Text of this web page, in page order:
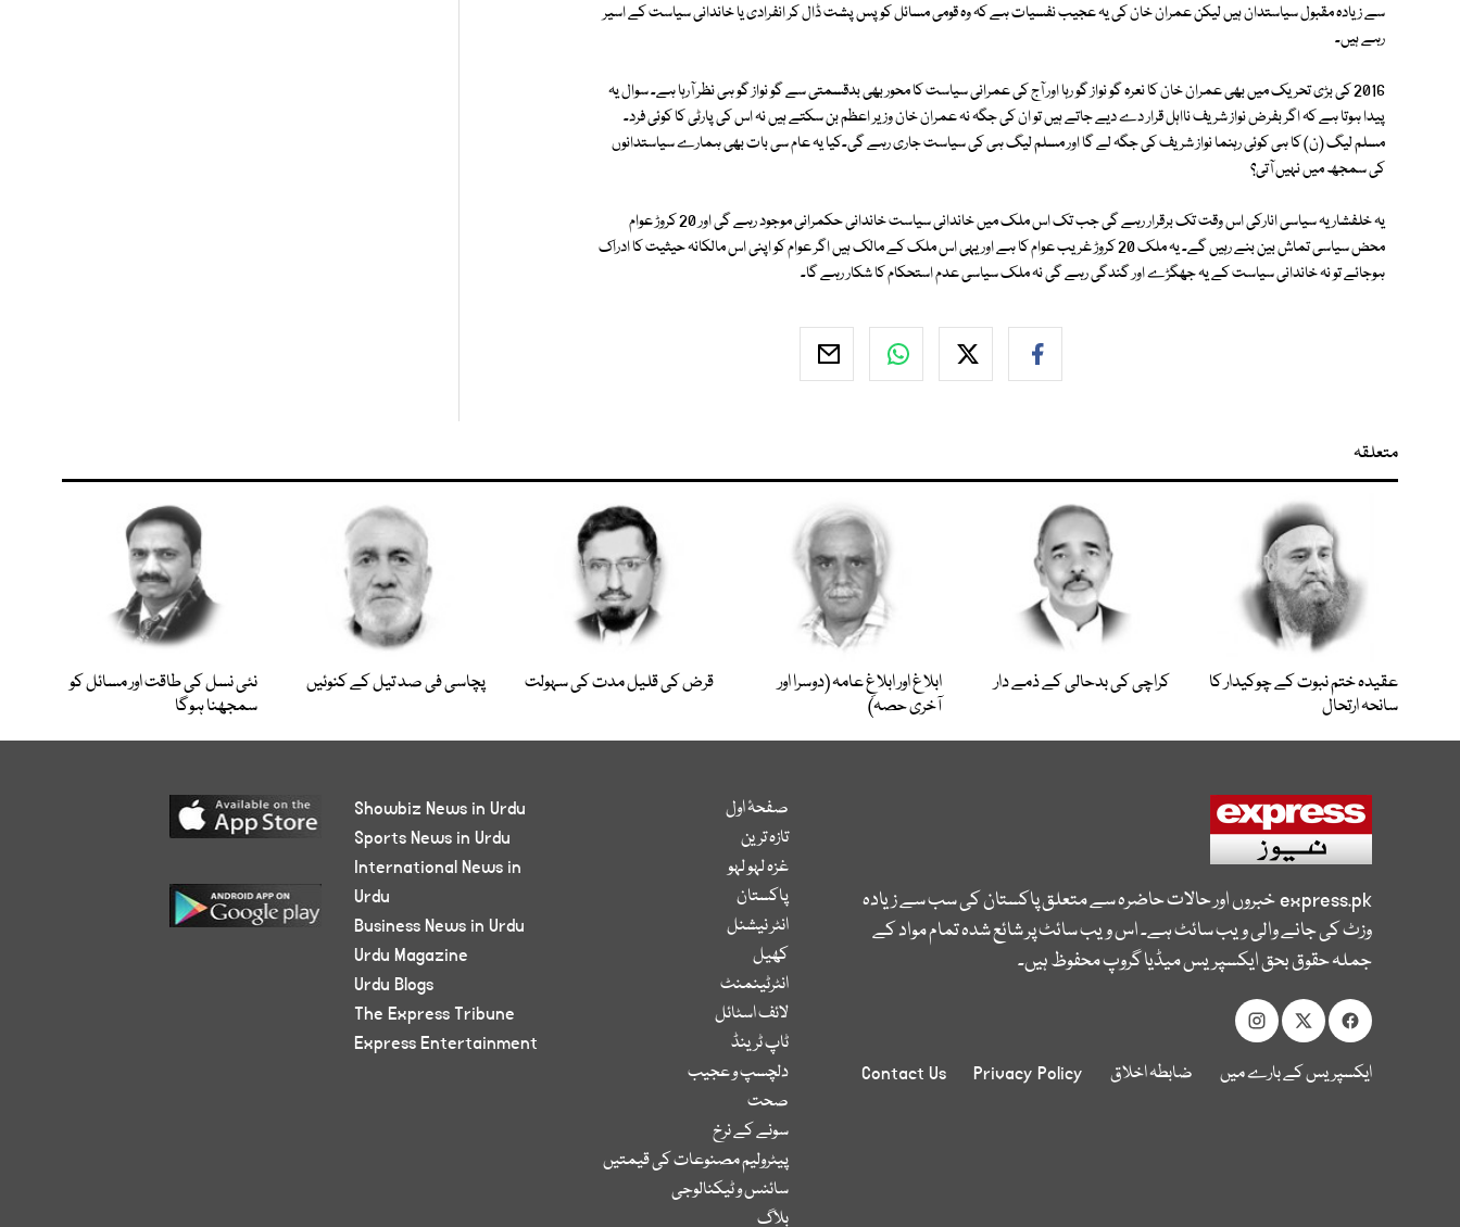
سے زیادہ مقبول سیاستدان ہیں لیکن عمران خان کی یہ عجیب نفسیات ہے کہ وہ قومی مسائل کو پس پشت ڈال کر انفرادی یا خاندانی سیاست کے اسیر
رہے ہیں۔
2016 کی بڑی تحریک میں بھی عمران خان کا نعرہ گو نواز گو رہا اور آج کی عمرانی سیاست کا محور بھی بدقسمتی سے گو نواز گو ہی نظر آرہا ہے۔ سوال یہ
پیدا ہوتا ہے کہ اگر بفرض نواز شریف نااہل قرار دے دیے جاتے ہیں تو ان کی جگہ نہ عمران خان وزیر اعظم بن سکتے ہیں نہ اس کی پارٹی کا کوئی فرد۔
مسلم لیگ (ن) کا ہی کوئی رہنما نواز شریف کی جگہ لے گا اور مسلم لیگ ہی کی سیاست جاری رہے گی۔کیا یہ عام سی بات بھی ہمارے سیاستدانوں
کی سمجھ میں نہیں آتی؟
یہ خلفشار یہ سیاسی انارکی اس وقت تک برقرار رہے گی جب تک اس ملک میں خاندانی سیاست خاندانی حکمرانی موجود رہے گی اور 20 کروڑ عوام
محض سیاسی تماش بین بنے رہیں گے۔ یہ ملک 20 کروڑ غریب عوام کا ہے اور یہی اس ملک کے مالک ہیں اگر عوام کو اپنی اس مالکانہ حیثیت کا ادراک
ہوجائے تو نہ خاندانی سیاست کے یہ جھگڑے اور گندگی رہے گی نہ ملک سیاسی عدم استحکام کا شکار رہے گا۔
متعلقہ
عقیدہ ختم نبوت کے چوکیدار کا
سانحہ ارتحال
کراچی کی بدحالی کے ذمے دار
ابلاغ اور ابلاغِ عامہ (دوسرا اور
آخری حصہ)
قرض کی قلیل مدت کی سہولت پچاسی فی صد تیل کے کنوئیں
نئی نسل کی طاقت اور مسائل کو
سمجھنا ہوگا
express.pkخبروں اور حالات حاضرہ سے متعلق پاکستان کی سب سے زیادہ
وزٹ کی جانے والی ویب سائٹ ہے۔ اس ویب سائٹ پر شائع شدہ تمام مواد کے
جملہ حقوق بحق ایکسپریس میڈیا گروپ محفوظ ہیں۔
ایکسپریس کے بارے میں ضابطہ اخلاق Privacy Policy
Contact Us
صفحۂ اول
تازہ ترین
غزہ لہو لہو
پاکستان
انٹر نیشنل
کھیل
انٹرٹینمنٹ
لائف اسٹائل
ٹاپ ٹرینڈ
دلچسپ و عجیب
صحت
سونے کے نرخ
پیٹرولیم مصنوعات کی قیمتیں
سائنس و ٹیکنالوجی
بلاگ
Showbiz News in Urdu
Sports News in Urdu
International News in
Urdu
Business News in Urdu
Urdu Magazine
Urdu Blogs
The Express Tribune
Express Entertainment